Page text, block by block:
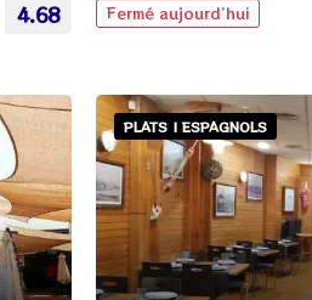
4.68 Fermé aujourd’hui
PLATS | ESPAGNOLS